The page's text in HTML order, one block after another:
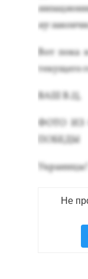
ну
Вот по­ка
те­куще­го
ВАШ В.Ц.
ФО­ТО ИЗ
ПО­БЕДЫ
Не